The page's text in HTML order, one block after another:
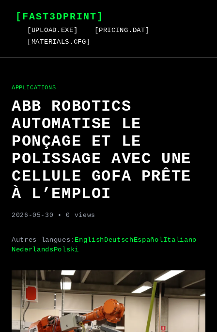
[FAST3DPRINT]
[UPLOAD.EXE]
[PRICING.DAT]
[MATERIALS.CFG]
APPLICATIONS
ABB ROBOTICS
AUTOMATISE LE
PONÇAGE ET LE
POLISSAGE AVEC UNE
CELLULE GOFA PRÊTE
À L’EMPLOI
2026-05-30 • 0 views
Autres langues: EnglishDeutschEspañolItaliano
NederlandsPolski